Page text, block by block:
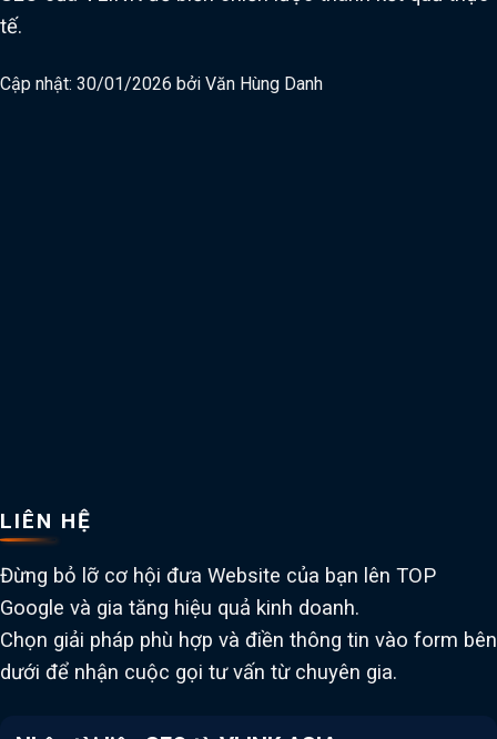
tế.
Cập nhật: 30/01/2026 bởi Văn Hùng Danh
LIÊN HỆ
Đừng bỏ lỡ cơ hội đưa Website của bạn lên TOP
Google và gia tăng hiệu quả kinh doanh.
Chọn giải pháp phù hợp và điền thông tin vào form bên
dưới để nhận cuộc gọi tư vấn từ chuyên gia.